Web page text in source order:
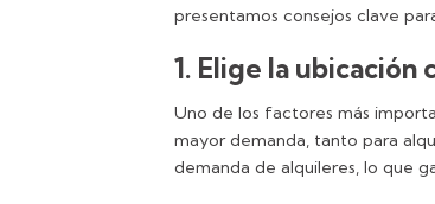
presentamos consejos clave
1. Elige la ubicación
Uno de los factores más
mayor demanda, tanto para
demanda de alquileres, lo que